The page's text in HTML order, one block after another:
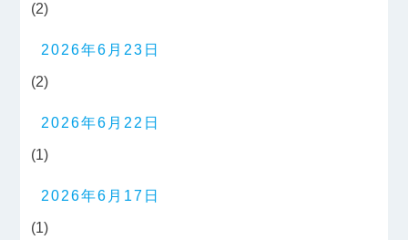
(2)
2026年6月23日
(2)
2026年6月22日
(1)
2026年6月17日
(1)